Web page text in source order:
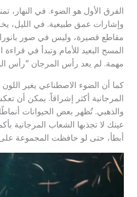
الفرق الأول هو الضوء. في النهار،
وإشارات عمق طبيعية. في الليل، يخلق
مقاطع قصيرة، وليس في صور
المسح البعيد للأمام وتبدأ في قراءة
مهمة. لم يعد رأس المرجان “رأس
كما أن الضوء الاصطناعي يغير اللون
المرجانية أكثر إشراقاً. يمكن أن
والذهبي. تُظهر بعض الحيوانات أنماطًا
عينك لا تجذبها الشعاب المرجانية
أبطأ، حتى لو حافظت المجموعة على